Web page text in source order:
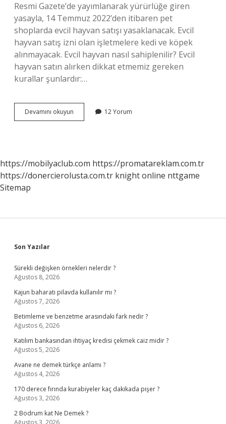
Resmi Gazete’de yayımlanarak yürürlüğe giren
yasayla, 14 Temmuz 2022’den itibaren pet
shoplarda evcil hayvan satışı yasaklanacak. Evcil
hayvan satış izni olan işletmelere kedi ve köpek
alınmayacak. Evcil hayvan nasıl sahiplenilir? Evcil
hayvan satın alırken dikkat etmemiz gereken
kurallar şunlardır:…
Devamını okuyun
Hayvan
12 Yorum
https://mobilyaclub.com https://promatareklam.com.tr
https://donercierolusta.com.tr knight online nttgame
Sitemap
Sidebar
Son Yazılar
Sürekli değişken örnekleri nelerdir ?
Ağustos 8, 2026
Kajun baharatı pilavda kullanılır mı ?
Ağustos 7, 2026
Betimleme ve benzetme arasındaki fark nedir ?
Ağustos 6, 2026
Katılım bankasından ihtiyaç kredisi çekmek caiz midir ?
Ağustos 5, 2026
Avane ne demek türkçe anlamı ?
Ağustos 4, 2026
170 derece fırında kurabiyeler kaç dakikada pişer ?
Ağustos 3, 2026
2 Bodrum kat Ne Demek ?
Ağustos 3, 2026